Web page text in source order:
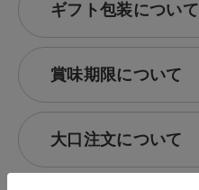
ギフト包装について
賞味期限について
大口注文について